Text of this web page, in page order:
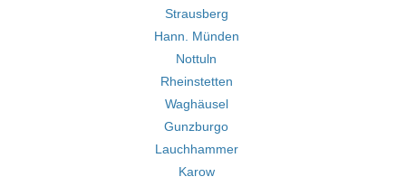
Strausberg
Hann. Münden
Nottuln
Rheinstetten
Waghäusel
Gunzburgo
Lauchhammer
Karow